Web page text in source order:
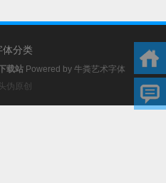
体分类
载站 Powered by 牛粪艺术字体
伪原创